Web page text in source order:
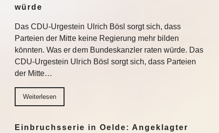
würde
Das CDU-Urgestein Ulrich Bösl sorgt sich, dass
Parteien der Mitte keine Regierung mehr bilden
könnten. Was er dem Bundeskanzler raten würde. Das
CDU-Urgestein Ulrich Bösl sorgt sich, dass Parteien
der Mitte…
Weiterlesen
Einbruchsserie in Oelde: Angeklagter